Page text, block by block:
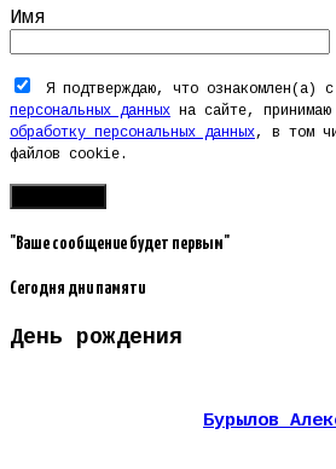
Имя
Я подтверждаю, что ознакомлен(а) с
персональных данных на сайте,
обработку персональных данных, в том
файлов cookie.
"Ваше сообщение будет первым"
Сегодня дни памяти
День рождения
Бурылов